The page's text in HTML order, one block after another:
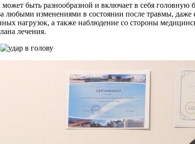
быть разнообразной и включает в себя
любыми изменениями в состоянии после травмы,
нагрузок, а также наблюдение со стороны
лечения.